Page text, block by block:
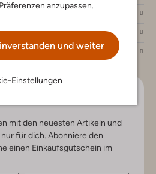
anzupassen.
und weiter
Einstellungen
mit den neuesten Artikeln und
für dich. Abonniere den
einen Einkaufsgutschein im